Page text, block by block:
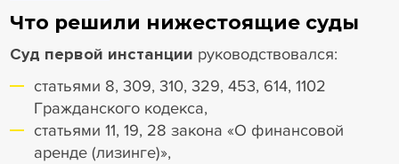
Что решили нижестоящие суды
Суд первой инстанции руководствовался:
статьями 8, 309, 310, 329, 453, 614, 1102
Гражданского кодекса,
статьями 11, 19, 28 закона «О финансовой
аренде (лизинге)»,